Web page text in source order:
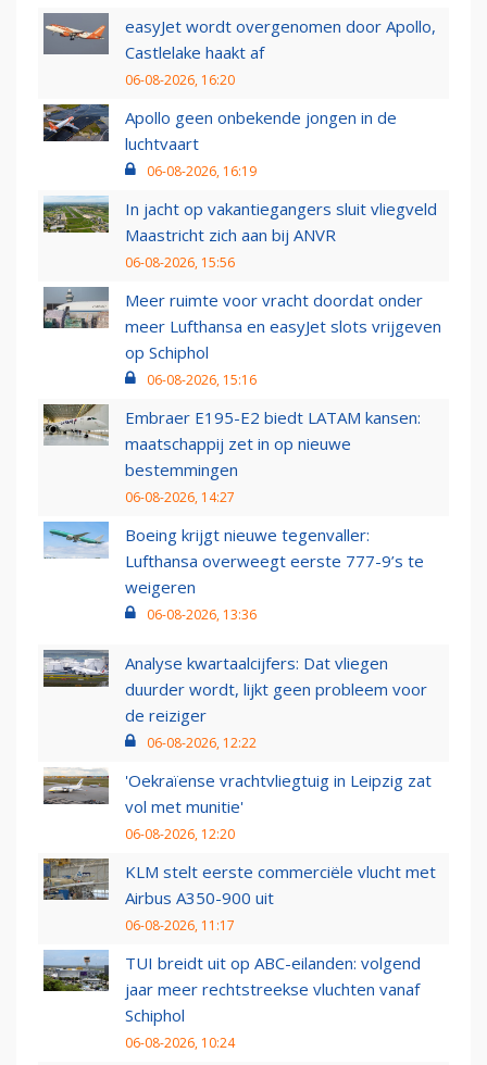
easyJet wordt overgenomen door Apollo,
Castlelake haakt af
06-08-2026, 16:20
Apollo geen onbekende jongen in de
luchtvaart
06-08-2026, 16:19
In jacht op vakantiegangers sluit vliegveld
Maastricht zich aan bij ANVR
06-08-2026, 15:56
Meer ruimte voor vracht doordat onder
meer Lufthansa en easyJet slots vrijgeven
op Schiphol
06-08-2026, 15:16
Embraer E195-E2 biedt LATAM kansen:
maatschappij zet in op nieuwe
bestemmingen
06-08-2026, 14:27
Boeing krijgt nieuwe tegenvaller:
Lufthansa overweegt eerste 777-9’s te
weigeren
06-08-2026, 13:36
Analyse kwartaalcijfers: Dat vliegen
duurder wordt, lijkt geen probleem voor
de reiziger
06-08-2026, 12:22
'Oekraïense vrachtvliegtuig in Leipzig zat
vol met munitie'
06-08-2026, 12:20
KLM stelt eerste commerciële vlucht met
Airbus A350-900 uit
06-08-2026, 11:17
TUI breidt uit op ABC-eilanden: volgend
jaar meer rechtstreekse vluchten vanaf
Schiphol
06-08-2026, 10:24